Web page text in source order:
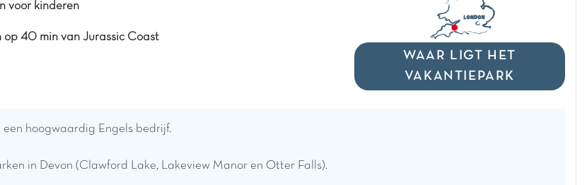
voor kinderen
op 40 min van Jurassic Coast
WAAR LIGT HET
VAKANTIEPARK
een hoogwaardig Engels bedrijf.
in Devon (Clawford Lake, Lakeview Manor en Otter Falls).